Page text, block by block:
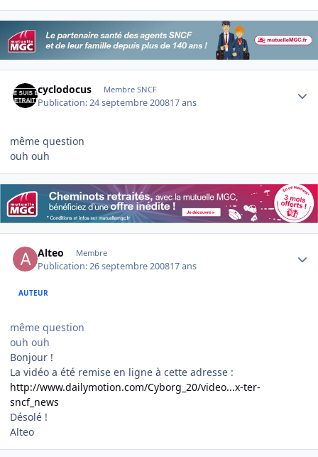
cyclodocus Membre SNCF
Publication:24 septembre 200817 ans
même question
ouh ouh
Alteo Membre
Publication:26 septembre 200817 ans
AUTEUR
même question
ouh ouh
Bonjour !
La vidéo a été remise en ligne à cette adresse :
http://www.dailymotion.com/Cyborg_20/video...x-ter-
sncf_news
Désolé !
Alteo